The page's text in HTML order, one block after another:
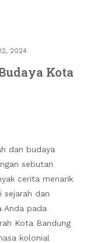
2024
Kota
dan budaya
sebutan
cerita menarik
sejarah dan
Anda pada
Kota Bandung
kolonial